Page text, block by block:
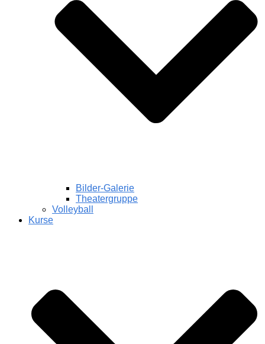
Bilder-Galerie
Theatergruppe
Volleyball
Kurse